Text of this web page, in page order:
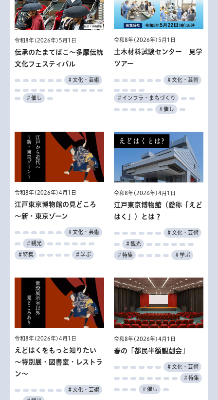
令和8年(2026年)5月1日
伝承のたまてばこ～多摩伝統
文化フェスティバル
＃文化・芸術
＃催し
令和8年(2026年)5月1日
土木材料試験センター 見学
ツアー
＃文化・芸術
＃インフラ・まちづくり
＃催し
令和8年(2026年)4月1日
江戸東京博物館の見どころ
～新・東京ゾーン
＃文化・芸術
＃観光
＃特集 ＃学ぶ
令和8年(2026年)4月1日
江戸東京博物館（愛称「えど
はく」）とは？
＃文化・芸術
＃観光
＃特集 ＃学ぶ
令和8年(2026年)4月1日
えどはくをもっと知りたい
～特別展・図書室・レストラ
ン～
＃文化・芸術
令和8年(2026年)4月1日
春の「都民半額観劇会」
＃文化・芸術
＃特集
＃催し